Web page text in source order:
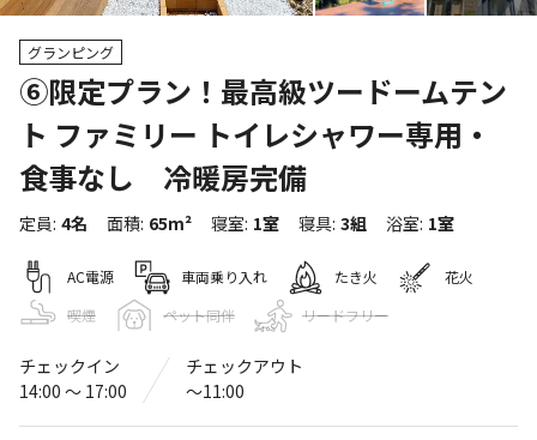
グランピング
⑥限定プラン！最高級ツードームテン
ト ファミリー トイレシャワー専用・
食事なし 冷暖房完備
定員: 4名 面積: 65m² 寝室: 1室 寝具: 3組 浴室: 1室
AC電源 車両乗り入れ たき火
花火
喫煙
ペット同伴 リードフリー
チェックイン
14:00 〜 17:00
チェックアウト
〜11:00
サイト・宿泊施設
WEB予約可能 クーポン利用可 宿泊施設
プライベートガーデン ザ ウエスト
4.6 63件）
〒298-0015 千葉県
釈迦谷1626
プライベートガーデン ザ ウエスト
Googleマップで見る
灰捨て場
ゴミ捨て場